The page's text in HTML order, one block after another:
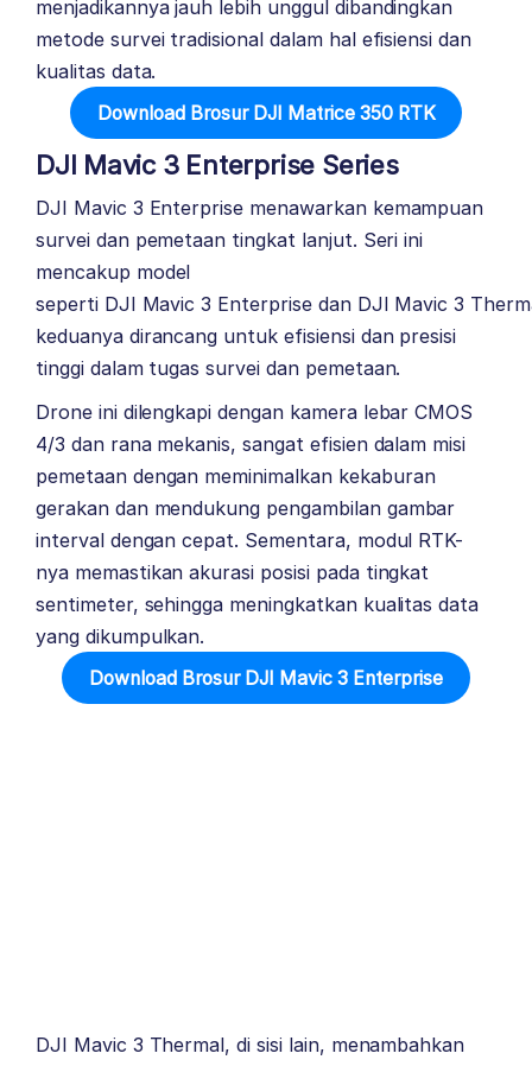
menjadikannya jauh lebih unggul dibandingkan
metode survei tradisional dalam hal efisiensi dan
kualitas data.
Download Brosur DJI Matrice 350 RTK
DJI Mavic 3 Enterprise Series
DJI Mavic 3 Enterprise menawarkan kemampuan
survei dan pemetaan tingkat lanjut. Seri ini
mencakup model
seperti DJI Mavic 3 Enterprise dan DJI Mavic 3
keduanya dirancang untuk efisiensi dan presisi
tinggi dalam tugas survei dan pemetaan.
Drone ini dilengkapi dengan kamera lebar CMOS
4/3 dan rana mekanis, sangat efisien dalam misi
pemetaan dengan meminimalkan kekaburan
gerakan dan mendukung pengambilan gambar
interval dengan cepat. Sementara, modul RTK-
nya memastikan akurasi posisi pada tingkat
sentimeter, sehingga meningkatkan kualitas data
yang dikumpulkan.
Download Brosur DJI Mavic 3 Enterprise
DJI Mavic 3 Thermal, di sisi lain, menambahkan